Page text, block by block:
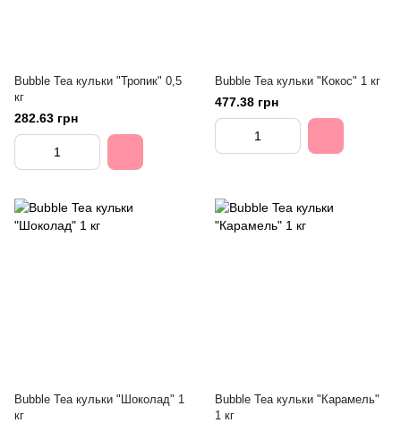
Bubble Tea кульки "Тропик" 0,5
кг
282.63 грн
Bubble Tea кульки "Кокос" 1 кг
477.38 грн
Bubble Tea кульки "Шоколад" 1
кг
Bubble Tea кульки "Карамель"
1 кг